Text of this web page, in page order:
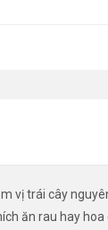
vị trái cây
ăn rau hay hoa